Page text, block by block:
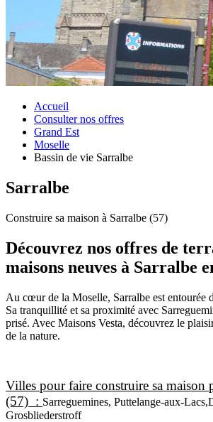
Accueil
Consulter nos offres
Grand Est
Moselle
Bassin de vie Sarralbe
Sarralbe
Construire sa maison à Sarralbe (57)
Découvrez nos offres de
maisons neuves à Sarralbe
Au cœur de la Moselle, Sarralbe est entourée
Sa tranquillité et sa proximité avec
prisé. Avec Maisons Vesta, découvrez le
de la nature.
Villes pour faire construire sa maison
(57) : Sarreguemines, Puttelange-aux-
Grosbliederstroff